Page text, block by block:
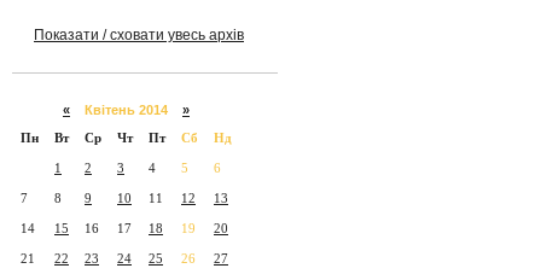
Показати / сховати увесь архів
« Квітень 2014 »
Пн
Вт Ср Чт Пт Сб Нд
1 2 3 4 5 6
7 8 9 10 11 12 13
14 15 16 17 18 19 20
21 22 23 24 25 26 27